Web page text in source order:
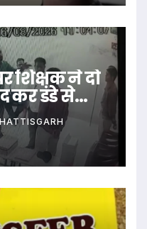
शिक्षक ने दो
कर डंडे से